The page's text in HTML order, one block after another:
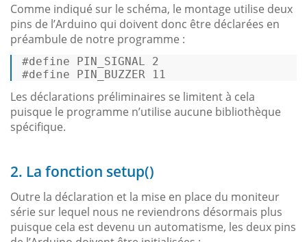
Comme indiqué sur le schéma, le montage utilise deux
pins de l’Arduino qui doivent donc être déclarées en
préambule de notre programme :
#define PIN_SIGNAL 2
#define PIN_BUZZER 11
Les déclarations préliminaires se limitent à cela
puisque le programme n’utilise aucune bibliothèque
spécifique.
2. La fonction setup()
Outre la déclaration et la mise en place du moniteur
série sur lequel nous ne reviendrons désormais plus
puisque cela est devenu un automatisme, les deux pins